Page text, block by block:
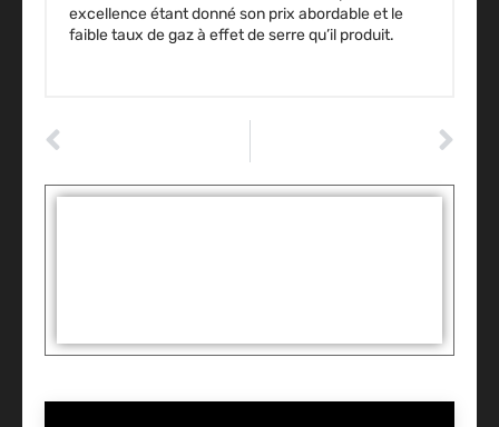
excellence étant donné son prix abordable et le
faible taux de gaz à effet de serre qu’il produit.